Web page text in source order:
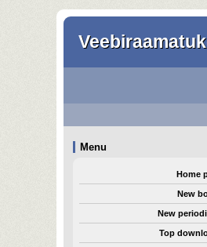
Menu
Home
New
New
Top